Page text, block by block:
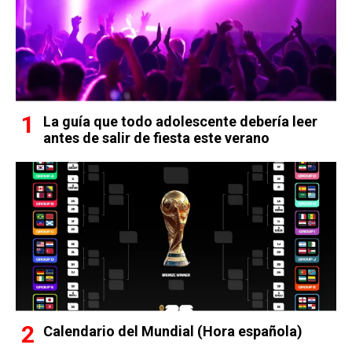
La guía que todo adolescente debería leer
antes de salir de fiesta este verano
Calendario del Mundial (Hora española)